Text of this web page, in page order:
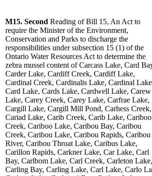
M15. Second Reading of Bill 15, An Act to
require the Minister of the Environment,
Conservation and Parks to discharge the
responsibilities under subsection 15 (1) of the
Ontario Water Resources Act to determine the
zebra mussel content of Carcass Lake, Card
Carder Lake, Cardiff Creek, Cardiff Lake,
Cardinal Creek, Cardinalis Lake, Cardinal
Card Lake, Cards Lake, Cardwell Lake, Carew
Lake, Carey Creek, Carey Lake, Carfrae Lake,
Cargill Lake, Cargill Mill Pond, Carhess Creek,
Cariad Lake, Carib Creek, Carib Lake, Cariboo
Creek, Cariboo Lake, Caribou Bay, Caribou
Creek, Caribou Lake, Caribou Rapids, Caribou
River, Caribou Throat Lake, Caribus Lake,
Carillon Rapids, Carkner Lake, Car Lake, Carl
Bay, Carlbom Lake, Carl Creek, Carleton Lake,
Carling Bay, Carling Lake, Carl Lake, Carlo